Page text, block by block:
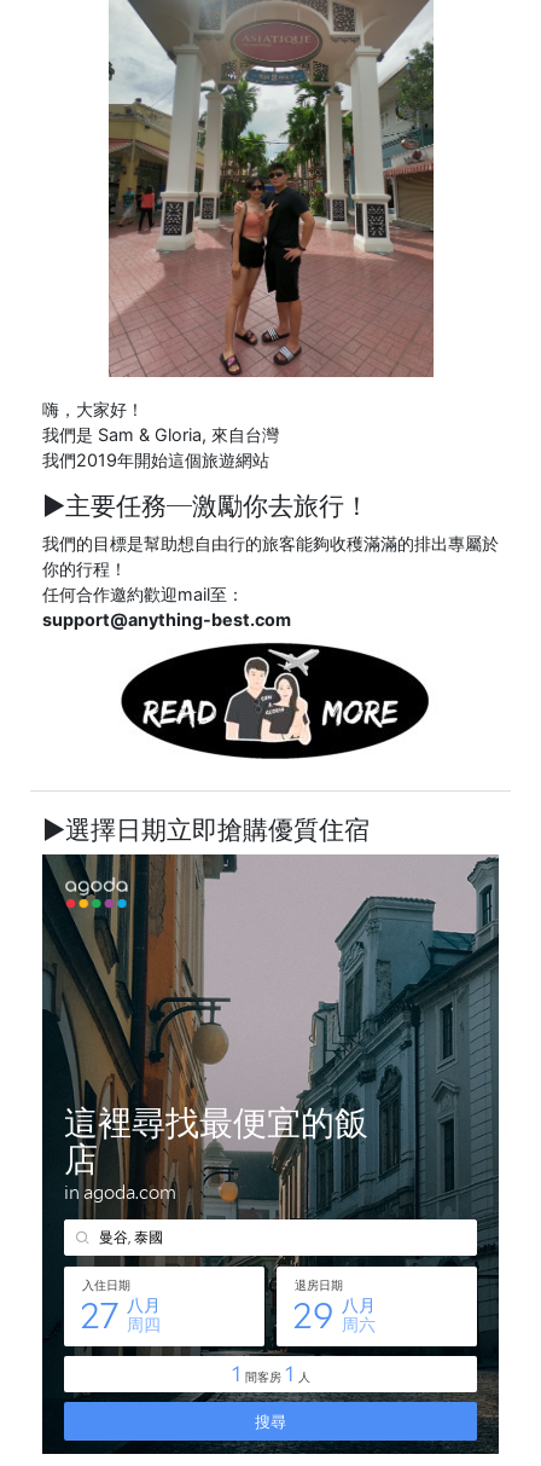
嗨，大家好！
我們是 Sam & Gloria, 來自台灣
我們2019年開始這個旅遊網站
►主要任務─激勵你去旅行！
我們的目標是幫助想自由行的旅客能夠收穫滿滿的排出專屬於
你的行程！
任何合作邀約歡迎mail至：
support@anything-best.com
►選擇日期立即搶購優質住宿